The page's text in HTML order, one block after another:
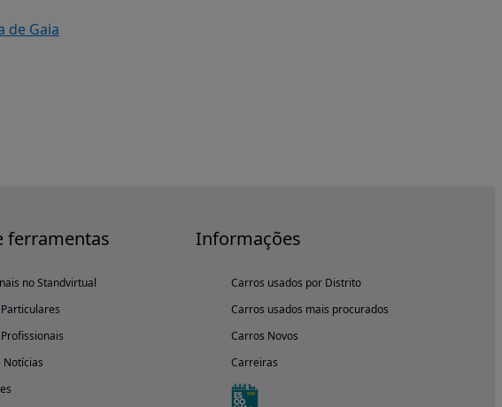
de Gaia
ferramentas
no Standvirtual
Notícias
Informações
Carros usados por Distrito
Carros usados mais procurados
Carros Novos
Carreiras